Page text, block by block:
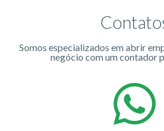
Somos especializados em abrir
negócio com um contador